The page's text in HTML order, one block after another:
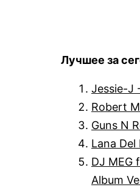
Лучшее за
Jessie-J
Robert
Guns N
Lana
DJ MEG
Album